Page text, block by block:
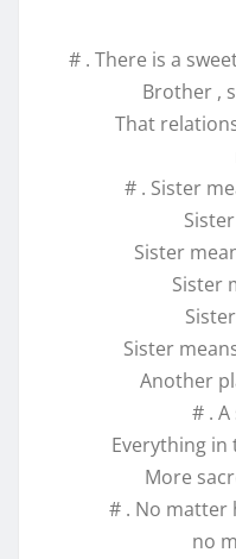
# . There is a
Brother ,
That
# . Sister
Sister
Sister
Sister
Another
# . A
Everything
More
# . No matter
no